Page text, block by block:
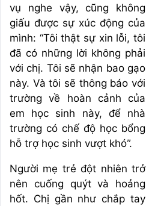
vụ nghe vậy, cũng không
giấu được sự xúc động của
mình: “Tôi thật sự xin lỗi, tôi
đã có những lời không phải
với chị. Tôi sẽ nhận bao gạo
này. Và tôi sẽ thông báo với
trường về hoàn cảnh của
em học sinh này, để nhà
trường có chế độ học bổng
hỗ trợ học sinh vượt khó”.
Người mẹ trẻ đột nhiên trở
nên cuống quýt và hoảng
hốt. Chị gần như chắp tay